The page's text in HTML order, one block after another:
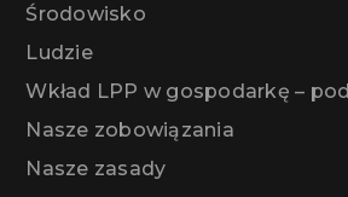
Środowisko
Ludzie
Wkład LPP w gospodarkę –
Nasze zobowiązania
Nasze zasady